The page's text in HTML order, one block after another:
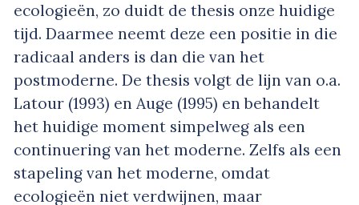
ecologieën, zo duidt de thesis onze huidige
tijd. Daarmee neemt deze een positie in die
radicaal anders is dan die van het
postmoderne. De thesis volgt de lijn van o.a.
Latour (1993) en Auge (1995) en behandelt
het huidige moment simpelweg als een
continuering van het moderne. Zelfs als een
stapeling van het moderne, omdat
ecologieën niet verdwijnen, maar